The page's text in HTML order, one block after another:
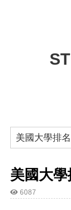
美國大學排名
美國大學
6087